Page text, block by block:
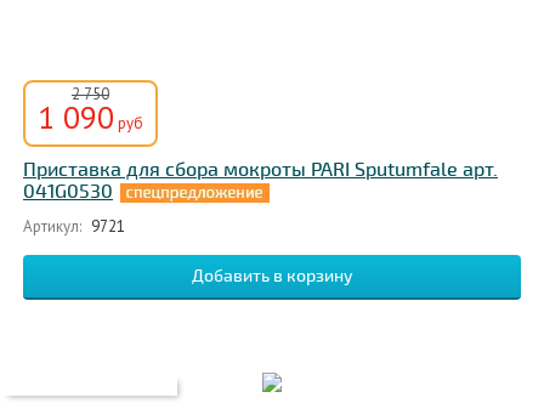
2 750
1 090 руб
Приставка для сбора мокроты PARI Sputumfale арт.
041G0530
Артикул: 9721